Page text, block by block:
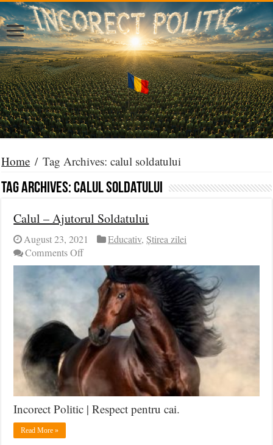
Home / Tag Archives: calul soldatului
Tag Archives:calul soldatului
Calul – Ajutorul Soldatului
August 23, 2021 Educativ,Știrea zilei
Comments Offon
Calul
Ajutorul
Soldatului
Incorect Politic | Respect pentru cai.
Read More »